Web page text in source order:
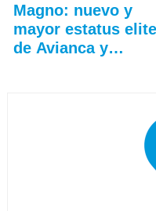
Magno: nuevo y
mayor estatus elite
de Avianca y